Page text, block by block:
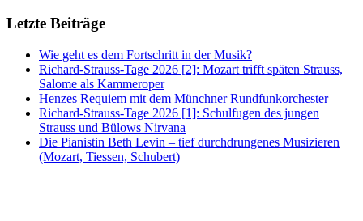
Letzte Beiträge
Wie geht es dem Fortschritt in der Musik?
Richard-Strauss-Tage 2026 [2]: Mozart trifft späten Strauss,
Salome als Kammeroper
Henzes Requiem mit dem Münchner Rundfunkorchester
Richard-Strauss-Tage 2026 [1]: Schulfugen des jungen
Strauss und Bülows Nirvana
Die Pianistin Beth Levin – tief durchdrungenes Musizieren
(Mozart, Tiessen, Schubert)